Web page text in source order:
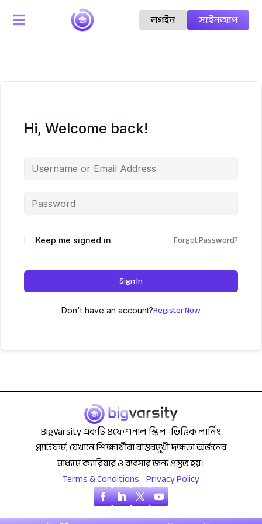
 সাইনআপ
লগইন
Hi, Welcome back!
Keep me signed in Forgot Password?
Sign In
Don't have an account?Register Now
BigVarsity একটি প্রফেশনাল স্কিল–ভিত্তিক লার্নিং
প্ল্যাটফর্ম, যেখানে শিক্ষার্থীরা বাস্তবমুখী দক্ষতা অর্জনের
মাধ্যমে ক্যারিয়ার ও ব্যবসার জন্য প্রস্তুত হয়।
Terms & Conditions Privacy Policy